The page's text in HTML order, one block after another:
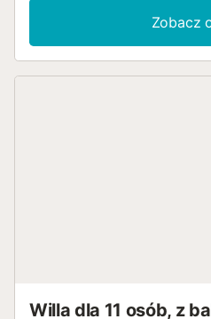
Zobacz
Willa dla 11 osób, z